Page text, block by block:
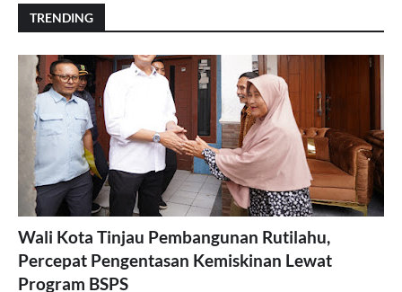
TRENDING
Wali Kota Tinjau Pembangunan Rutilahu,
Percepat Pengentasan Kemiskinan Lewat
Program BSPS